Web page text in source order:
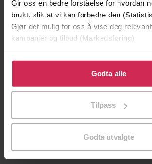
Gir oss en bedre forståelse for hvordan
brukt, slik at vi kan forbedre den
Gjør det mulig for oss å vise deg
kampanjer og tilbud (Markedsføring)
Klikk på «Godta alle» for å gi oss ditt
bruke cookies for alle disse formålene.
tilpasse ditt samtykke til spesifikke
Godta alle
Tilpass
Godta utvalgte
Minnesota
Jo Nesbø
EBOK
Charles Dickens
(innleser)
Hodder & Stoughton
Lengde 3:15